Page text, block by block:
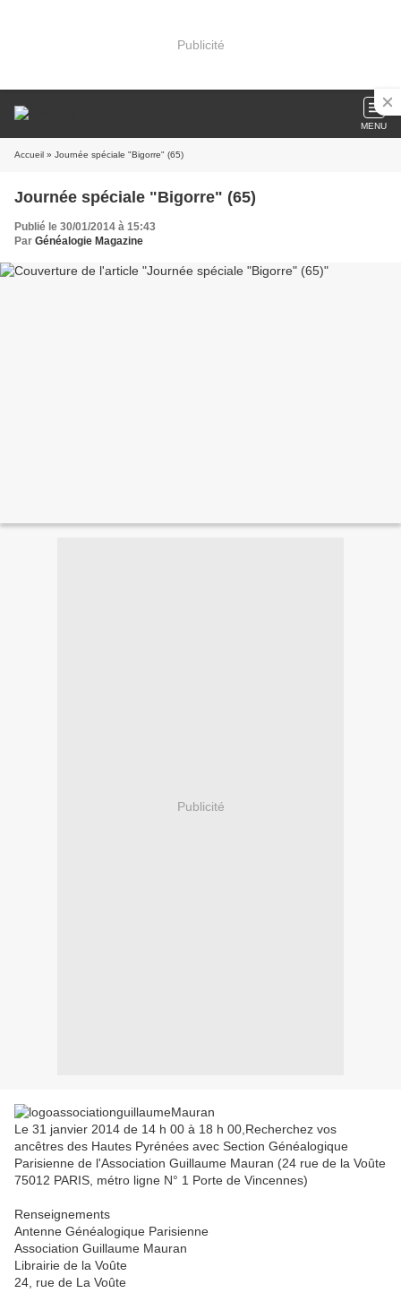
Publicité
MENU
Accueil » Journée spéciale "Bigorre" (65)
Journée spéciale "Bigorre" (65)
Publié le 30/01/2014 à 15:43
Par Généalogie Magazine
Publicité
Le 31 janvier 2014 de 14 h 00 à 18 h 00,Recherchez vos
ancêtres des Hautes Pyrénées avec Section Généalogique
Parisienne de l'Association Guillaume Mauran (24 rue de la Voûte
75012 PARIS, métro ligne N° 1 Porte de Vincennes)
Renseignements
Antenne Généalogique Parisienne
Association Guillaume Mauran
Librairie de la Voûte
24, rue de La Voûte